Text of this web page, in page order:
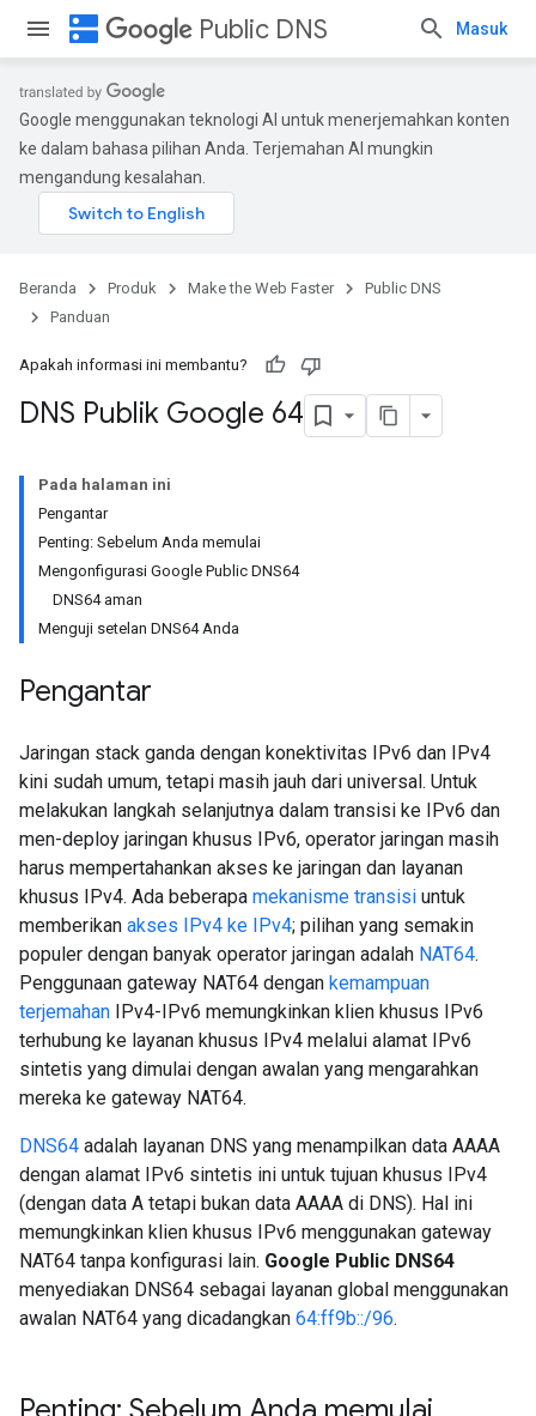
dns Public DNS Masuk
Google menggunakan teknologi AI untuk menerjemahkan konten
ke dalam bahasa pilihan Anda. Terjemahan AI mungkin
mengandung kesalahan.
Beranda Produk Make the Web Faster
Public DNS
Panduan
Apakah informasi ini membantu?
DNS Publik Google 64
Pada halaman ini
Pengantar
Penting: Sebelum Anda memulai
Mengonfigurasi Google Public DNS64
DNS64 aman
Menguji setelan DNS64 Anda
Pengantar
Jaringan stack ganda dengan konektivitas IPv6 dan IPv4
kini sudah umum, tetapi masih jauh dari universal. Untuk
melakukan langkah selanjutnya dalam transisi ke IPv6 dan
men-deploy jaringan khusus IPv6, operator jaringan masih
harus mempertahankan akses ke jaringan dan layanan
khusus IPv4. Ada beberapa mekanisme transisi untuk
memberikan akses IPv4 ke IPv4; pilihan yang semakin
populer dengan banyak operator jaringan adalah NAT64.
Penggunaan gateway NAT64 dengan kemampuan
terjemahan IPv4-IPv6 memungkinkan klien khusus IPv6
terhubung ke layanan khusus IPv4 melalui alamat IPv6
sintetis yang dimulai dengan awalan yang mengarahkan
mereka ke gateway NAT64.
DNS64 adalah layanan DNS yang menampilkan data AAAA
dengan alamat IPv6 sintetis ini untuk tujuan khusus IPv4
(dengan data A tetapi bukan data AAAA di DNS). Hal ini
memungkinkan klien khusus IPv6 menggunakan gateway
NAT64 tanpa konfigurasi lain. Google Public DNS64
menyediakan DNS64 sebagai layanan global menggunakan
awalan NAT64 yang dicadangkan 64:ff9b::/96.